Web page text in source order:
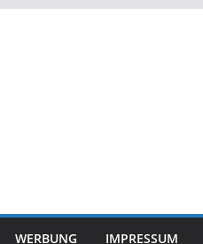
WERBUNG IMPRESSUM